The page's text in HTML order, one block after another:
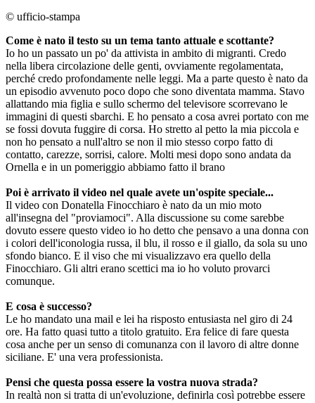
© ufficio-stampa
Come è nato il testo su un tema tanto attuale e scottante?
Io ho un passato un po' da attivista in ambito di migranti. Credo
nella libera circolazione delle genti, ovviamente regolamentata,
perché credo profondamente nelle leggi. Ma a parte questo è nato da
un episodio avvenuto poco dopo che sono diventata mamma. Stavo
allattando mia figlia e sullo schermo del televisore scorrevano le
immagini di questi sbarchi. E ho pensato a cosa avrei portato con me
se fossi dovuta fuggire di corsa. Ho stretto al petto la mia piccola e
non ho pensato a null'altro se non il mio stesso corpo fatto di
contatto, carezze, sorrisi, calore. Molti mesi dopo sono andata da
Ornella e in un pomeriggio abbiamo fatto il brano
Poi è arrivato il video nel quale avete un'ospite speciale...
Il video con Donatella Finocchiaro è nato da un mio moto
all'insegna del "proviamoci". Alla discussione su come sarebbe
dovuto essere questo video io ho detto che pensavo a una donna con
i colori dell'iconologia russa, il blu, il rosso e il giallo, da sola su uno
sfondo bianco. E il viso che mi visualizzavo era quello della
Finocchiaro. Gli altri erano scettici ma io ho voluto provarci
comunque.
E cosa è successo?
Le ho mandato una mail e lei ha risposto entusiasta nel giro di 24
ore. Ha fatto quasi tutto a titolo gratuito. Era felice di fare questa
cosa anche per un senso di comunanza con il lavoro di altre donne
siciliane. E' una vera professionista.
Pensi che questa possa essere la vostra nuova strada?
In realtà non si tratta di un'evoluzione, definirla così potrebbe essere